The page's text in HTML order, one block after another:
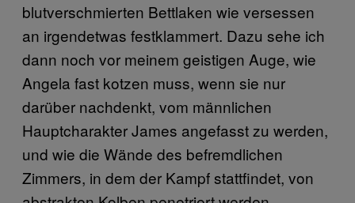
blutverschmierten Bettlaken wie versessen
an irgendetwas festklammert. Dazu sehe ich
dann noch vor meinem geistigen Auge, wie
Angela fast kotzen muss, wenn sie nur
darüber nachdenkt, vom männlichen
Hauptcharakter James angefasst zu werden,
und wie die Wände des befremdlichen
Zimmers, in dem der Kampf stattfindet, von